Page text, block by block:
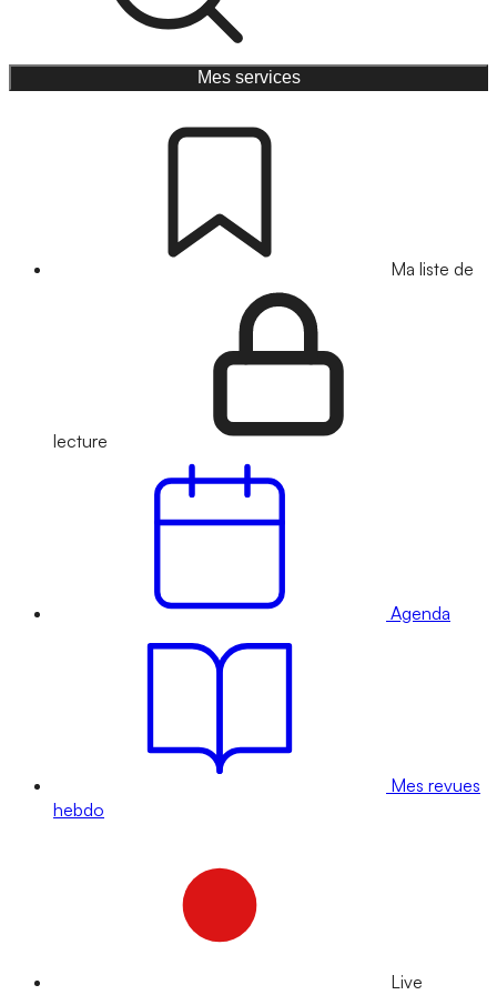
Mes services
Ma liste de
lecture
Agenda
Mes revues
hebdo
Live